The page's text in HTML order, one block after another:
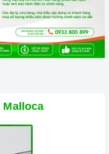
Malloca